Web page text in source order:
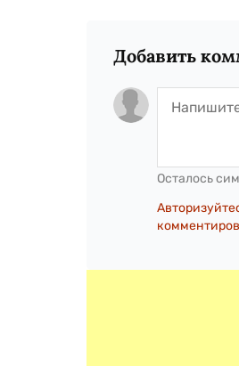
Добавить
Осталось